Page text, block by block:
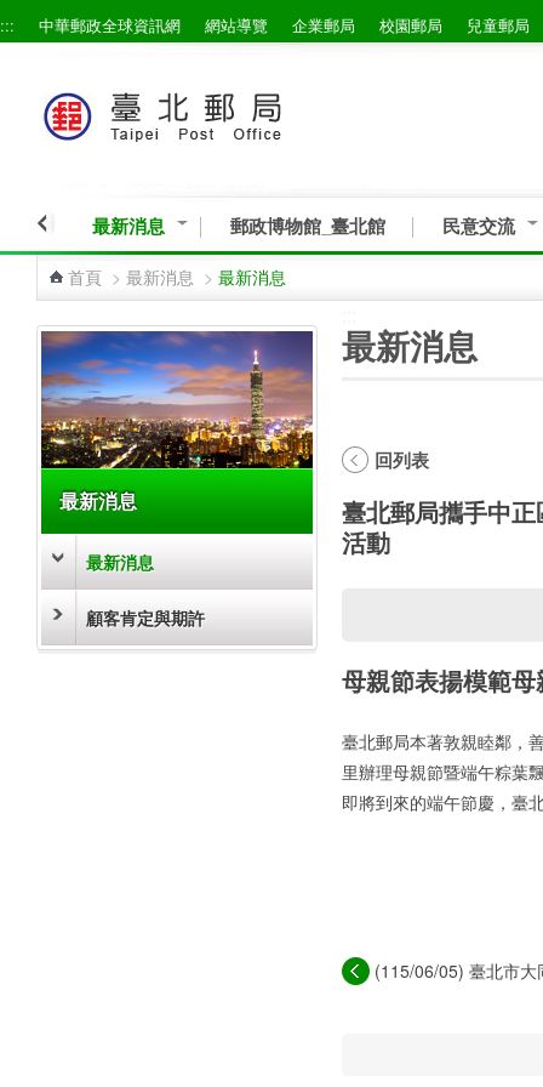
跳到主要內容區塊
::: 中華郵政全球資訊網 網站導覽 企業郵局 校園郵局 兒童郵局
最新消息 郵政博物館_臺北館 民意交流
首頁 > 最新消息 > 最新消息
最新消息
最新消息
顧客肯定與期許
最新消息
回列表
臺北郵局攜手中
活動
母親節表揚模範
臺北郵局本著敦親睦鄰，
里辦理母親節暨端午粽葉
即將到來的端午節慶，臺
(115/06/05) 臺北市